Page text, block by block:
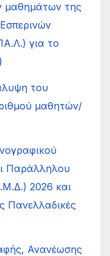
μαθημάτων της
για το
του
μαθητών/
Παράλληλου
2026 και
Πανελλαδικές
Ανανέωσης